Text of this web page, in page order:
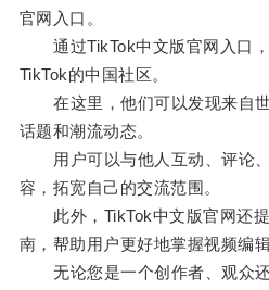
官网入口。
通过TikTok中文版官网入口，
TikTok的中国社区。
在这里，他们可以发现来自世
话题和潮流动态。
用户可以与他人互动、评论、
容，拓宽自己的交流范围。
此外，TikTok中文版官网还提
南，帮助用户更好地掌握视频编
无论您是一个创作者、观众还